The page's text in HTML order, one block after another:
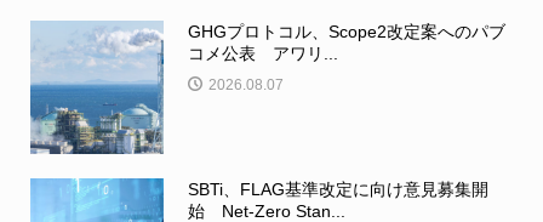
GHGプロトコル、Scope2改定案へのパブ
コメ公表 アワリ...
2026.08.07
SBTi、FLAG基準改定に向け意見募集開
始 Net-Zero Stan...